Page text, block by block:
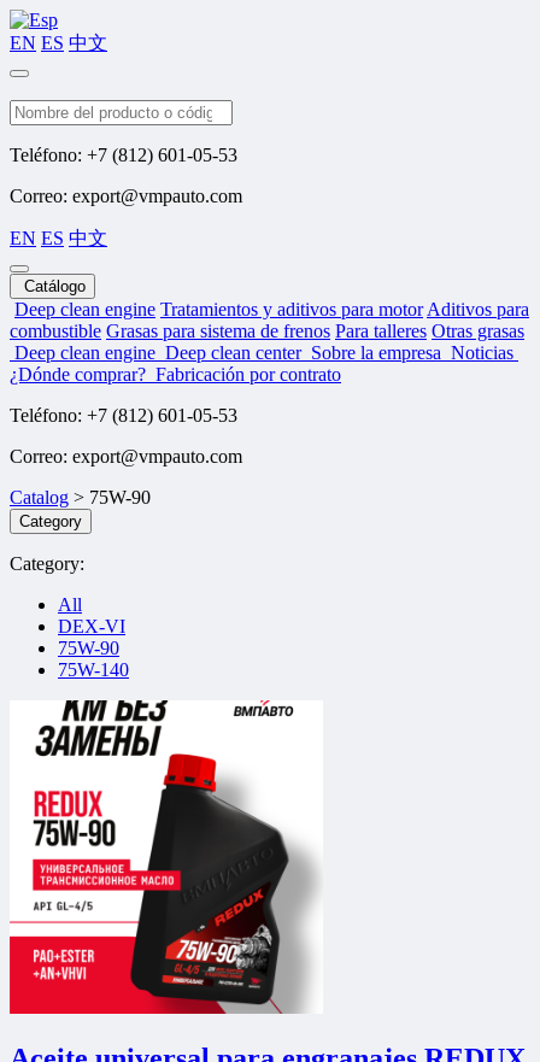
EN ES 中文
Buscar
Teléfono: +7 (812) 601-05-53
Correo: export@vmpauto.com
EN ES 中文
Catálogo
Deep clean engine Tratamientos y aditivos para motor Aditivos para
combustible Grasas para sistema de frenos Para talleres Otras grasas
Deep clean engine Deep clean center Sobre la empresa Noticias
¿Dónde comprar? Fabricación por contrato
Teléfono: +7 (812) 601-05-53
Correo: export@vmpauto.com
Catalog > 75W-90
Category
Category:
All
DEX-VI
75W-90
75W-140